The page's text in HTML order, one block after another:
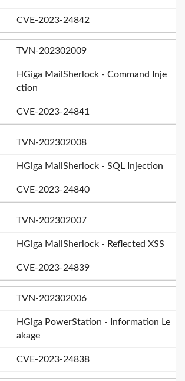
CVE-2023-24842
TVN-202302009
HGiga MailSherlock - Command Inje
ction
CVE-2023-24841
TVN-202302008
HGiga MailSherlock - SQL Injection
CVE-2023-24840
TVN-202302007
HGiga MailSherlock - Reflected XSS
CVE-2023-24839
TVN-202302006
HGiga PowerStation - Information Le
akage
CVE-2023-24838